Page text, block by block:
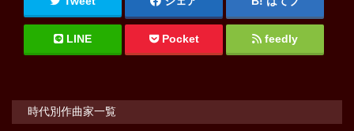
LINE Pocket feedly
時代別作曲家一覧